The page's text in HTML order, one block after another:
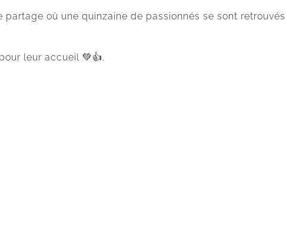
où une quinzaine de passionnés se sont
leur accueil 💚👍.